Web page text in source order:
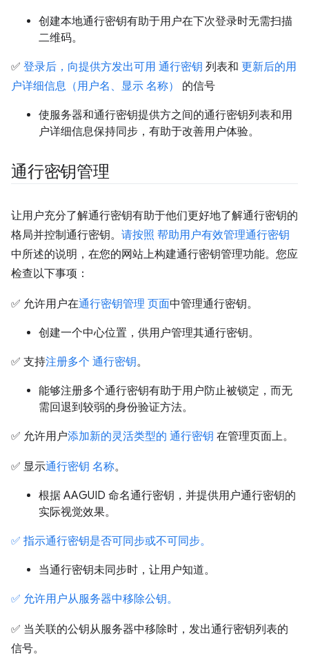
创建本地通行密钥有助于用户在下次登录时无需扫描
二维码。
✅ 登录后，向提供方发出可用 通行密钥 列表和 更新后的用
户详细信息（用户名、显示 名称）
的信号
使服务器和通行密钥提供方之间的通行密钥列表和用
户详细信息保持同步，有助于改善用户体验。
通行密钥管理
让用户充分了解通行密钥有助于他们更好地了解通行密钥的
格局并控制通行密钥。 请按照 帮助用户有效管理通行密钥
中所述的说明，在您的网站上构建通行密钥管理功能。您应
检查以下事项：
✅ 允许用户在通行密钥管理 页面中管理通行密钥。
创建一个中心位置，供用户管理其通行密钥。
✅ 支持注册多个 通行密钥。
能够注册多个通行密钥有助于用户防止被锁定，而无
需回退到较弱的身份验证方法。
✅ 允许用户添加新的灵活类型的 通行密钥 在管理页面上。
✅ 显示通行密钥 名称。
根据 AAGUID 命名通行密钥，并提供用户通行密钥的
实际视觉效果。
✅ 指示通行密钥是否可同步或不可同步。
当通行密钥未同步时，让用户知道。
✅ 允许用户从服务器中移除公钥。
✅ 当关联的公钥从服务器中移除时，发出通行密钥列表的
信号。